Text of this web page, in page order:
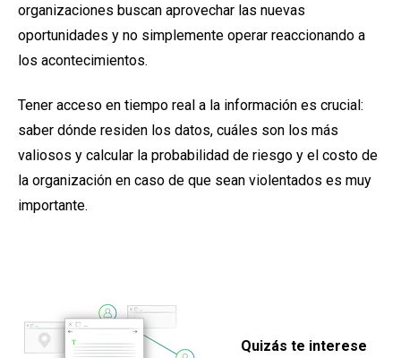
organizaciones buscan aprovechar las nuevas
oportunidades y no simplemente operar reaccionando a
los acontecimientos.
Tener acceso en tiempo real a la información es crucial:
saber dónde residen los datos, cuáles son los más
valiosos y calcular la probabilidad de riesgo y el costo de
la organización en caso de que sean violentados es muy
importante.
Quizás te interese